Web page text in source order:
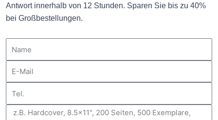
Antwort innerhalb von 12 Stunden. Sparen Sie bis zu 40%
bei Großbestellungen.
Nachricht